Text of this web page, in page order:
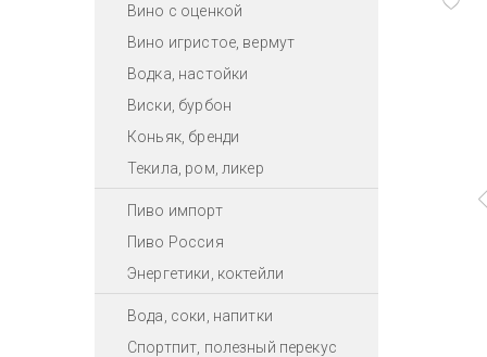
Вино с оценкой
Вино игристое, вермут
Водка, настойки
Виски, бурбон
Коньяк, бренди
Текила, ром, ликер
Пиво импорт
Пиво Россия
Энергетики, коктейли
Вода, соки, напитки
Спортпит, полезный перекус